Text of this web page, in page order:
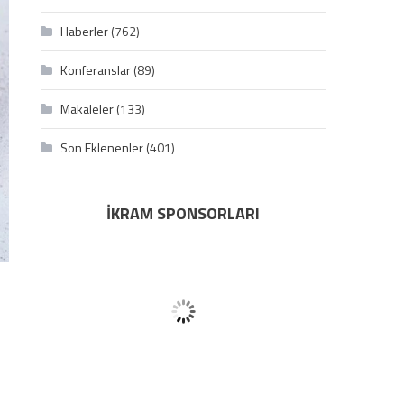
Haberler(762)
Konferanslar(89)
Makaleler(133)
Son Eklenenler(401)
İKRAM SPONSORLARI